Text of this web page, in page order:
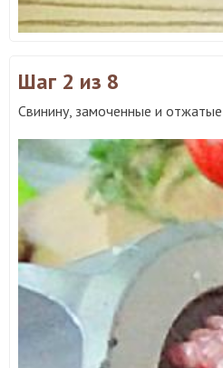
Шаг 2 из 8
Свинину, замоченные и отжатые